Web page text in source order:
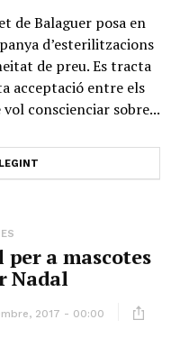
de Balaguer posa en
d’esterilitzacions
de preu. Es tracta
acceptació entre els
conscienciar sobre...
a mascotes
Nadal
2017 - 00:00